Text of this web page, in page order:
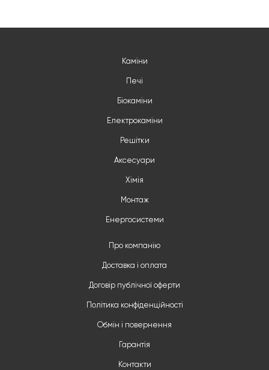
Каміни
Печі
Біокаміни
Електрокаміни
Решітки
Аксесуари
Хімія
Монтаж
Енергосистеми
Про компанію
Доставка і оплата
Договір публічної оферти
Політика конфіденційності
Обмін і повернення
Гарантія
Контакти